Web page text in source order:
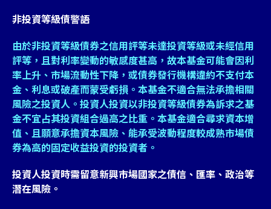
非投資等級債警語
由於非投資等級債券之信用評等未達投資等級或未經信用
評等，且對利率變動的敏感度甚高，故本基金可能會因利
率上升、市場流動性下降，或債券發行機構違約不支付本
金、利息或破產而蒙受虧損。本基金不適合無法承擔相關
風險之投資人。投資人投資以非投資等級債券為訴求之基
金不宜占其投資組合過高之比重。本基金適合尋求資本增
值、且願意承擔資本風險、能承受波動程度較成熟市場債
券為高的固定收益投資的投資者。
投資人投資時需留意新興市場國家之債信、匯率、政治等
潛在風險。